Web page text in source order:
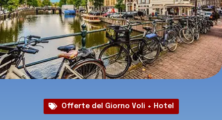
Offerte del Giorno Voli + Hotel